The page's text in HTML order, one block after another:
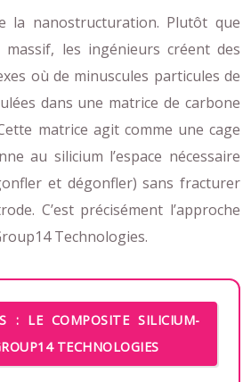
la nanostructuration. Plutôt que
massif, les ingénieurs créent des
où de minuscules particules de
dans une matrice de carbone
matrice agit comme une cage
au silicium l’espace nécessaire
et dégonfler) sans fracturer
C’est précisément l’approche
Technologies.
: LE COMPOSITE SILICIUM-
TECHNOLOGIES